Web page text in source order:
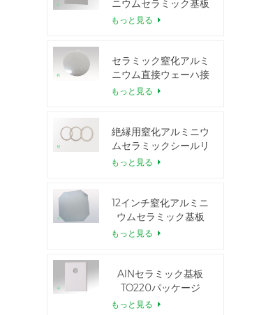
ニウムセラミック基板
もっと見る
セラミック窒化アルミ
ニウム直接ウェーハ接
合
もっと見る
絶縁用窒化アルミニウ
ムセラミックシールリ
ング
もっと見る
12インチ窒化アルミニ
ウムセラミック基板
GaN-on-QST
もっと見る
AlNセラミック基板
TO220パッケージ
もっと見る